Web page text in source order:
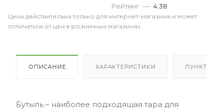
Рейтинг — 4.38
Цена действительна только для интернет-магазина и может
отличаться от цен в розничных магазинах
ОПИСАНИЕ ХАРАКТЕРИСТИКИ ПУНКТЫ
Бутыль – наиболее подходящая тара для